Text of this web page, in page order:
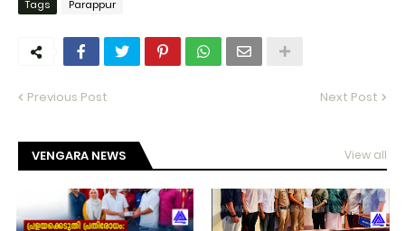
Tags Parappur
Previous Post Next Post
VENGARA NEWS View all